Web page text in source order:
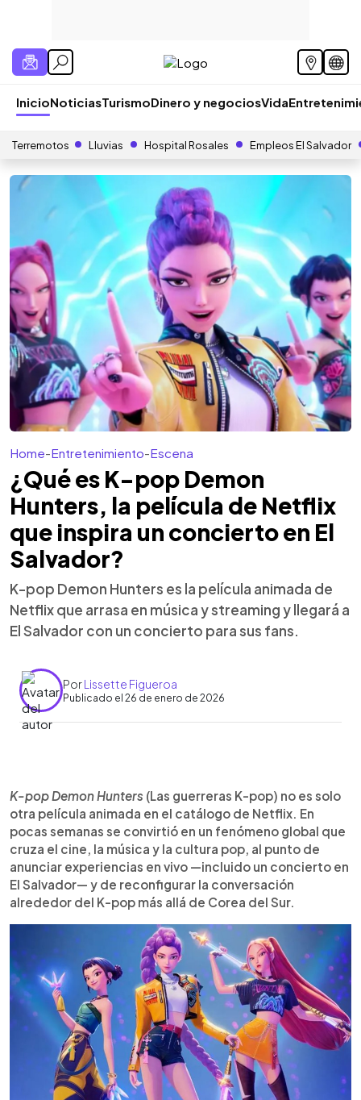
InicioNoticiasTurismoDinero y negociosVida
Terremotos Lluvias Hospital Rosales Empleos El Salvador
Home-Entretenimiento-Escena
¿Qué es K-pop Demon
Hunters, la película de Netflix
que inspira un concierto en El
Salvador?
K-pop Demon Hunters es la película animada de
Netflix que arrasa en música y streaming y llegará a
El Salvador con un concierto para sus fans.
PorLissette Figueroa
Publicado el 26 de enero de 2026
► Escuchar artículo
K-pop Demon Hunters es una película animada de
Netflix que se convirtió en un fenómeno global al
combinar acción, fantasía y K-pop. La historia
sigue a Huntr/x, un grupo femenino que lleva una
doble vida como superestrellas y cazadoras de
demonios, enfrentándose a los Saja Boys, una
boy band demoníaca. Su éxito no solo se refleja
en el streaming, sino también en las listas
musicales, con canciones que dominaron rankings
globales. El film destaca por su cuidada
representación de la cultura coreana y su música
integrada a la narrativa. El impacto llegará a El
Salvador con un concierto y ya tiene una secuela
confirmada.
K-pop Demon Hunters (Las guerreras K-pop) no es solo
otra película animada en el catálogo de Netflix. En
pocas semanas se convirtió en un fenómeno global que
cruza el cine, la música y la cultura pop, al punto de
anunciar experiencias en vivo —incluido un concierto en
El Salvador— y de reconfigurar la conversación
alrededor del K-pop más allá de Corea del Sur.